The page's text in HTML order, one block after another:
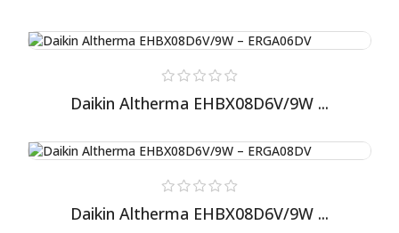
Daikin Altherma EHBX08D6V/9W ...
Daikin Altherma EHBX08D6V/9W ...